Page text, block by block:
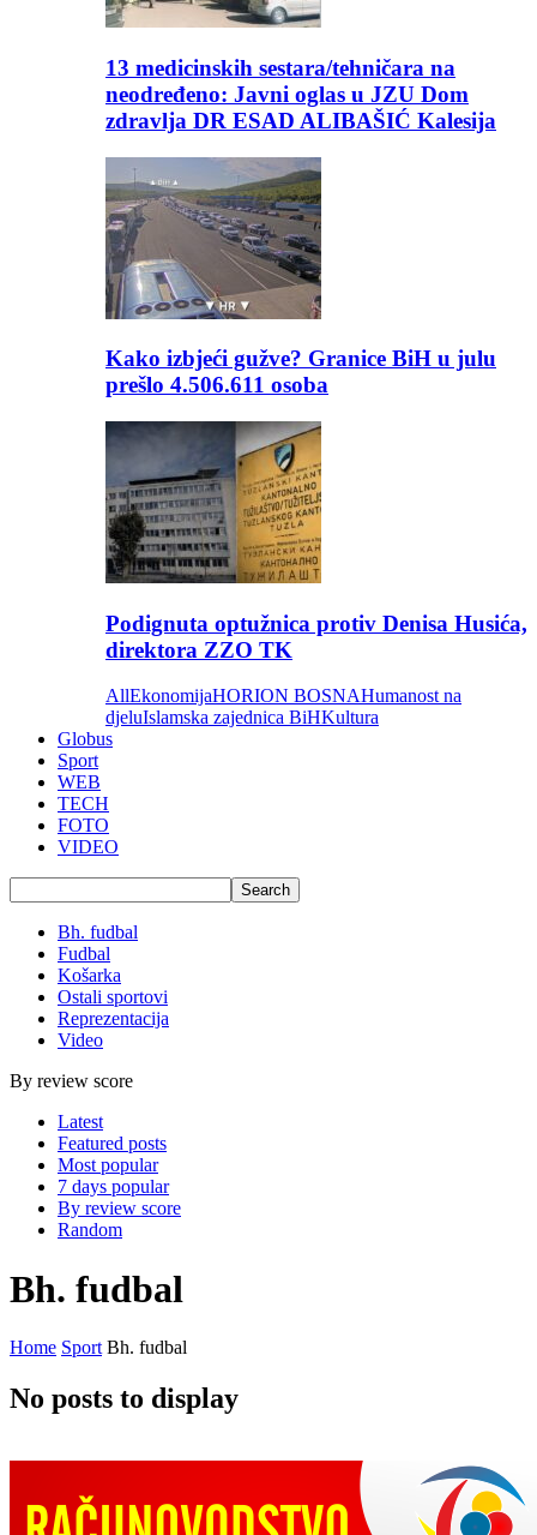
13 medicinskih sestara/tehničara na
neodređeno: Javni oglas u JZU Dom
zdravlja DR ESAD ALIBAŠIĆ Kalesija
Kako izbjeći gužve? Granice BiH u julu
prešlo 4.506.611 osoba
Podignuta optužnica protiv Denisa Husića,
direktora ZZO TK
AllEkonomijaHORION BOSNAHumanost na
djeluIslamska zajednica BiHKultura
Globus
Sport
WEB
TECH
FOTO
VIDEO
Bh. fudbal
Fudbal
Košarka
Ostali sportovi
Reprezentacija
Video
By review score
Latest
Featured posts
Most popular
7 days popular
By review score
Random
Bh. fudbal
Home Sport Bh. fudbal
No posts to display